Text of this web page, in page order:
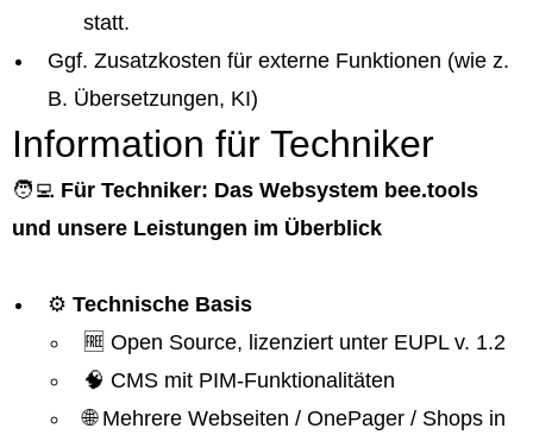
statt.
Ggf. Zusatzkosten für externe Funktionen (wie z.
B. Übersetzungen, KI)
Information für Techniker
🧑‍💻 Für Techniker: Das Websystem bee.tools
und unsere Leistungen im Überblick
⚙️ Technische Basis
🆓 Open Source, lizenziert unter EUPL v. 1.2
🧠 CMS mit PIM-Funktionalitäten
🌐 Mehrere Webseiten / OnePager / Shops in